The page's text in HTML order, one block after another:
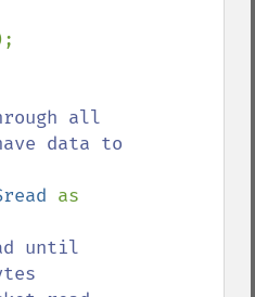
all
data to
until